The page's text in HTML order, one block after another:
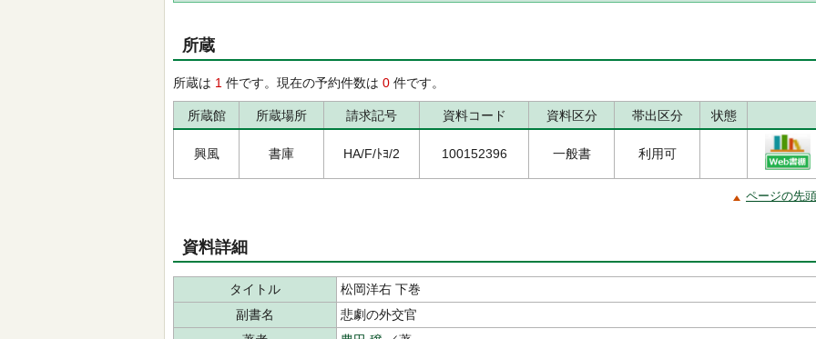
所蔵
所蔵は 1 件です。現在の予約件数は 0 件です。
所蔵館 所蔵場所 請求記号 資料コード 資料区分 帯出区分 状態
興風 書庫 HA/F/ﾄﾖ/2 100152396 一般書 利用可
ページの先
資料詳細
タイトル
松岡洋右 下巻
副書名
悲劇の外交官